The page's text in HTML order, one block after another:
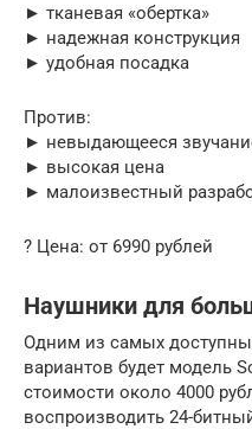
► тканевая «обертка»
► надежная конструкция
► удобная посадка
Против:
► невыдающееся
► высокая цена
► малоизвестный
? Цена: от 6990 рублей
Наушники для
Одним из самых
вариантов будет модель
стоимости около 4000
воспроизводить 24-